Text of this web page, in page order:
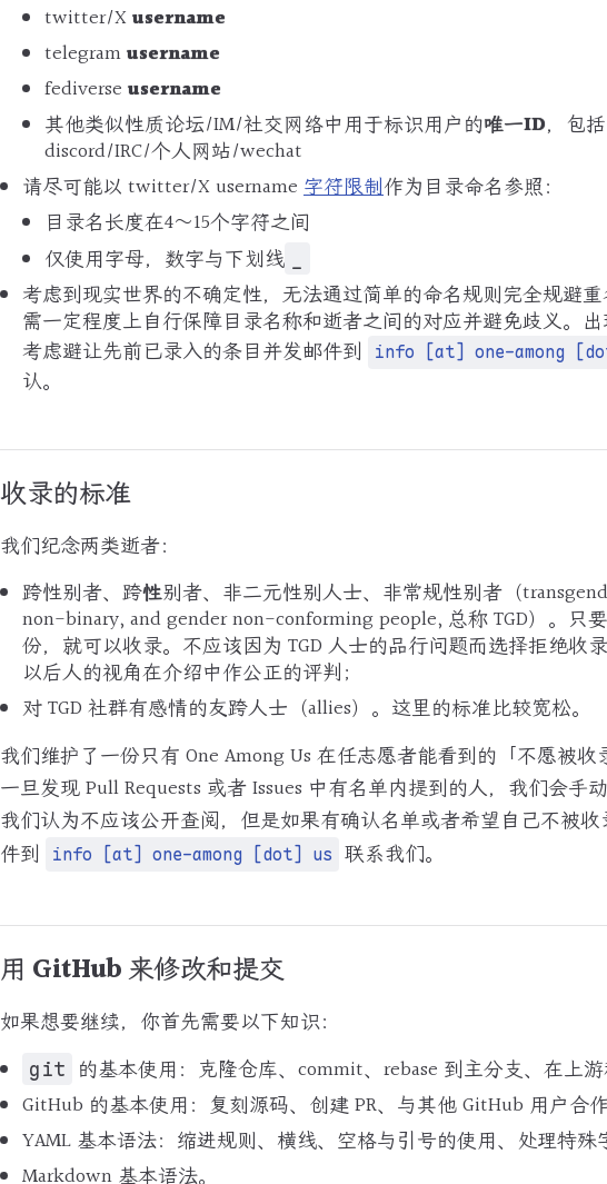
twitter/Xusername
telegramusername
fediverse username
其他类似性质论坛/IM/社交网络中用于标识用户的唯一ID，包
discord/IRC/个人网站/wechat
请尽可能以 twitter/X username 字符限制作为目录命名参照：
目录名长度在4～15个字符之间
仅使用字母，数字与下划线
考虑到现实世界的不确定性，无法通过简单的命名规则完全规避
需一定程度上自行保障目录名称和逝者之间的对应并避免歧义。
考虑避让先前已录入的条目并发邮件到
info [at] one-among
认。
收录的标准
我们纪念两类逝者：
跨性别者、跨性别者、非二元性别人士、非常规性别者（
non-binary, and gender non-conforming people, 总称 TGD）。只
份，就可以收录。不应该因为 TGD 人士的品行问题而选择拒绝收
以后人的视角在介绍中作公正的评判；
对 TGD 社群有感情的友跨人士（allies）。这里的标准比较宽松。
我们维护了一份只有 One Among Us 在任志愿者能看到的「不愿被收
一旦发现 Pull Requests 或者 Issues 中有名单内提到的人，我们会手
我们认为不应该公开查阅，但是如果有确认名单或者希望自己不被
件到
info [at] one-among [dot] us 联系我们。
用 GitHub 来修改和提交
如果想要继续，你首先需要以下知识：
git
的基本使用：克隆仓库、commit、rebase 到主分支、在上游
GitHub 的基本使用：复刻源码、创建 PR、与其他 GitHub 用户合作
YAML 基本语法：缩进规则、横线、空格与引号的使用、处理特殊
Markdown 基本语法。